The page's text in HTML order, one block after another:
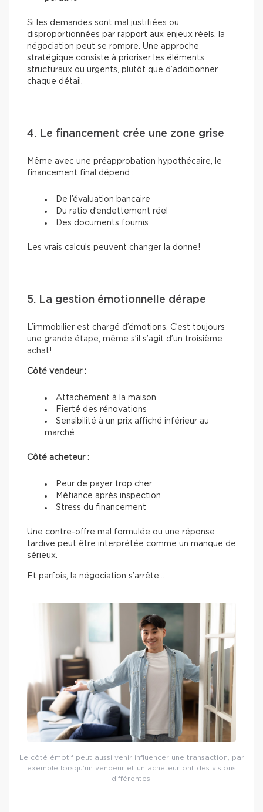
Si les demandes sont mal justifiées ou
disproportionnées par rapport aux enjeux réels, la
négociation peut se rompre. Une approche
stratégique consiste à prioriser les éléments
structuraux ou urgents, plutôt que d’additionner
chaque détail.
4. Le financement crée une zone grise
Même avec une préapprobation hypothécaire, le
financement final dépend :
De l’évaluation bancaire
Du ratio d’endettement réel
Des documents fournis
Les vrais calculs peuvent changer la donne!
5. La gestion émotionnelle dérape
L’immobilier est chargé d’émotions. C’est toujours
une grande étape, même s’il s’agit d’un troisième
achat!
Côté vendeur :
Attachement à la maison
Fierté des rénovations
Sensibilité à un prix affiché inférieur au
marché
Côté acheteur :
Peur de payer trop cher
Méfiance après inspection
Stress du financement
Une contre-offre mal formulée ou une réponse
tardive peut être interprétée comme un manque de
sérieux.
Et parfois, la négociation s’arrête…
Le côté émotif peut aussi venir influencer une transaction, par
exemple lorsqu’un vendeur et un acheteur ont des visions
différentes.